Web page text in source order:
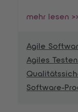
mehr lesen
Agile
Agiles Testen
Software-